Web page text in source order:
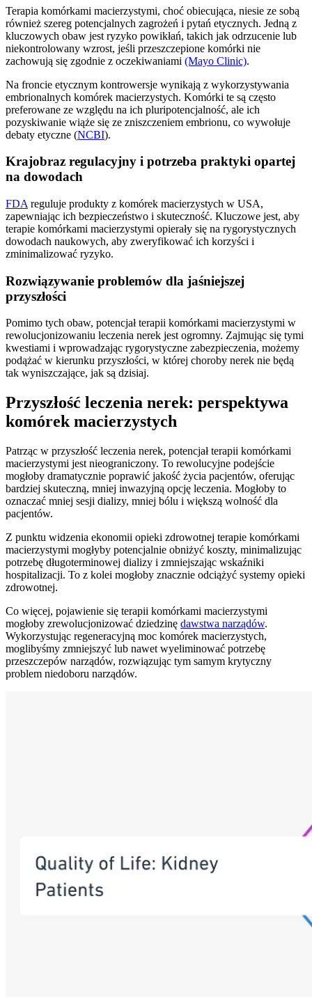
Terapia komórkami macierzystymi, choć obiecująca, niesie ze sobą
również szereg potencjalnych zagrożeń i pytań etycznych. Jedną z
kluczowych obaw jest ryzyko powikłań, takich jak odrzucenie lub
niekontrolowany wzrost, jeśli przeszczepione komórki nie
zachowują się zgodnie z oczekiwaniami (Mayo Clinic).
Na froncie etycznym kontrowersje wynikają z wykorzystywania
embrionalnych komórek macierzystych. Komórki te są często
preferowane ze względu na ich pluripotencjalność, ale ich
pozyskiwanie wiąże się ze zniszczeniem embrionu, co wywołuje
debaty etyczne (NCBI).
Krajobraz regulacyjny i potrzeba praktyki opartej
na dowodach
FDA reguluje produkty z komórek macierzystych w USA,
zapewniając ich bezpieczeństwo i skuteczność. Kluczowe jest, aby
terapie komórkami macierzystymi opierały się na rygorystycznych
dowodach naukowych, aby zweryfikować ich korzyści i
zminimalizować ryzyko.
Rozwiązywanie problemów dla jaśniejszej
przyszłości
Pomimo tych obaw, potencjał terapii komórkami macierzystymi w
rewolucjonizowaniu leczenia nerek jest ogromny. Zajmując się tymi
kwestiami i wprowadzając rygorystyczne zabezpieczenia, możemy
podążać w kierunku przyszłości, w której choroby nerek nie będą
tak wyniszczające, jak są dzisiaj.
Przyszłość leczenia nerek: perspektywa
komórek macierzystych
Patrząc w przyszłość leczenia nerek, potencjał terapii komórkami
macierzystymi jest nieograniczony. To rewolucyjne podejście
mogłoby dramatycznie poprawić jakość życia pacjentów, oferując
bardziej skuteczną, mniej inwazyjną opcję leczenia. Mogłoby to
oznaczać mniej sesji dializy, mniej bólu i większą wolność dla
pacjentów.
Z punktu widzenia ekonomii opieki zdrowotnej terapie komórkami
macierzystymi mogłyby potencjalnie obniżyć koszty, minimalizując
potrzebę długoterminowej dializy i zmniejszając wskaźniki
hospitalizacji. To z kolei mogłoby znacznie odciążyć systemy opieki
zdrowotnej.
Co więcej, pojawienie się terapii komórkami macierzystymi
mogłoby zrewolucjonizować dziedzinę dawstwa narządów.
Wykorzystując regeneracyjną moc komórek macierzystych,
moglibyśmy zmniejszyć lub nawet wyeliminować potrzebę
przeszczepów narządów, rozwiązując tym samym krytyczny
problem niedoboru narządów.